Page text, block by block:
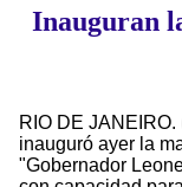
Inauguran
RIO DE
inauguró ayer la
"Gobernador